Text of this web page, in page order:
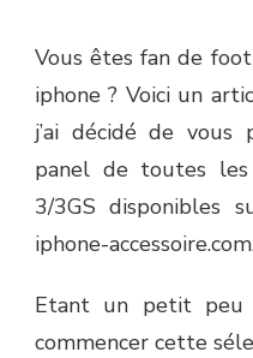
Vous êtes fan de
iphone ? Voici un
j’ai décidé de vous
panel de toutes
3/3GS disponibles
iphone-
Etant un petit peu
commencer cette